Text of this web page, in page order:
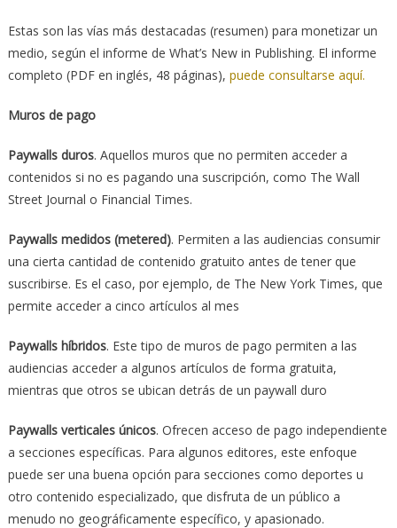
Estas son las vías más destacadas (resumen) para monetizar un
medio, según el informe de What’s New in Publishing. El informe
completo (PDF en inglés, 48 páginas), puede consultarse aquí.
Muros de pago
Paywalls duros. Aquellos muros que no permiten acceder a
contenidos si no es pagando una suscripción, como The Wall
Street Journal o Financial Times.
Paywalls medidos (metered). Permiten a las audiencias consumir
una cierta cantidad de contenido gratuito antes de tener que
suscribirse. Es el caso, por ejemplo, de The New York Times, que
permite acceder a cinco artículos al mes
Paywalls híbridos. Este tipo de muros de pago permiten a las
audiencias acceder a algunos artículos de forma gratuita,
mientras que otros se ubican detrás de un paywall duro
Paywalls verticales únicos. Ofrecen acceso de pago independiente
a secciones específicas. Para algunos editores, este enfoque
puede ser una buena opción para secciones como deportes u
otro contenido especializado, que disfruta de un público a
menudo no geográficamente específico, y apasionado.